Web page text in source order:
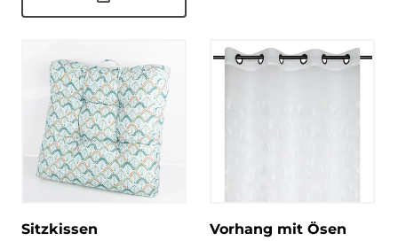
Sitzkissen
Vorhang mit Ösen